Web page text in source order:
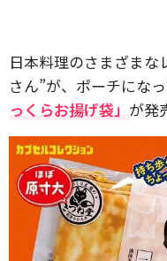
日本料理のさまざまな
さん”が、ポーチにな
っくらお揚げ袋」 が発